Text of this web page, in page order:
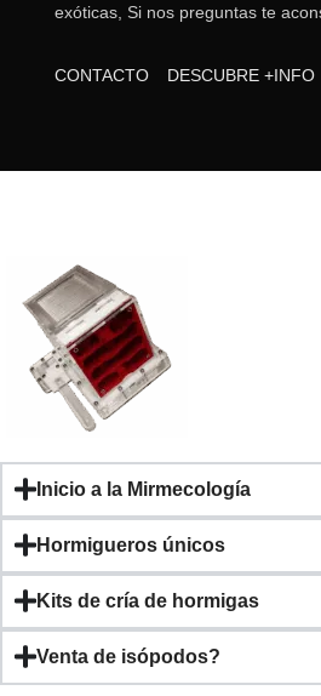
exóticas, Si nos preguntas te
CONTACTO DESCUBRE +INFO
Tu tienda de hormigueros
Hormigueros
alcance de todos
Inicio a la Mirmecología
Hormigueros únicos
Kits de cría de hormigas
Venta de isópodos?